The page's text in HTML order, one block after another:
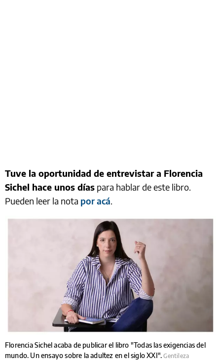
Tuve la oportunidad de entrevistar a Florencia
Sichel hace unos días para hablar de este libro.
Pueden leer la nota por acá.
Florencia Sichel acaba de publicar el libro "Todas las exigencias del
mundo. Un ensayo sobre la adultez en el siglo XXI".Gentileza